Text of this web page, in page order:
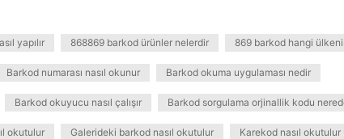
yapılır 868869 barkod ürünler nelerdir 869 barkod hangi
Barkod numarası nasıl okunur Barkod okuma uygulaması nedir
Barkod okuyucu nasıl çalışır Barkod sorgulama orjinallik kodu
okutulur Galerideki barkod nasıl okutulur Karekod nasıl